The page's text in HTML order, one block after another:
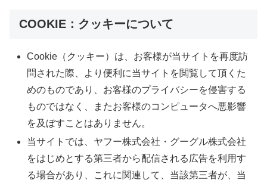
COOKIE：クッキーについて
Cookie（クッキー）は、お客様が当サイトを再度訪
問された際、より便利に当サイトを閲覧して頂くた
めのものであり、お客様のプライバシーを侵害する
ものではなく、またお客様のコンピュータへ悪影響
を及ぼすことはありません。
当サイトでは、ヤフー株式会社・グーグル株式会社
をはじめとする第三者から配信される広告を利用す
る場合があり、これに関連して、当該第三者が、当